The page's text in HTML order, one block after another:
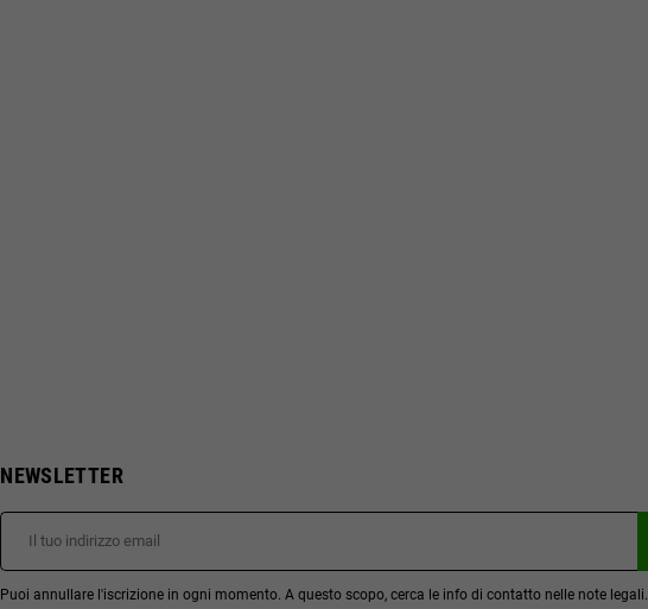
NEWSLETTER
Puoi annullare l'iscrizione in ogni momento. A questo scopo, cerca le info di contatto nelle note legali.